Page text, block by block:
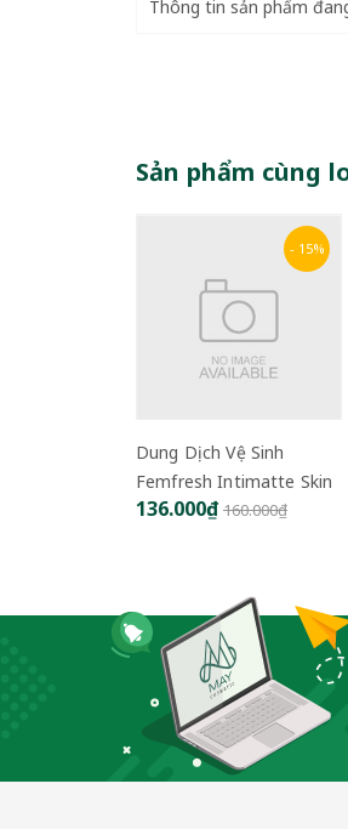
Thông tin sản phẩm
Sản phẩm cùng
- 15%
Dung Dịch Vệ Sinh
Femfresh Intimatte Skin
Care
136.000₫ 160.000₫